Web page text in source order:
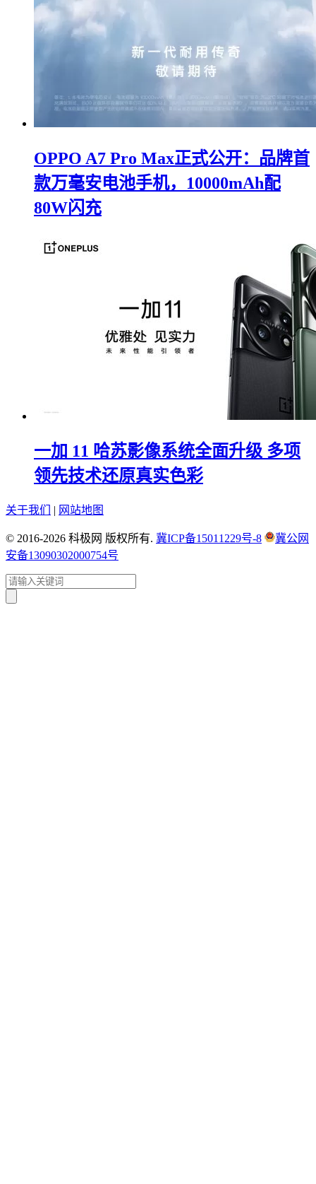
OPPO A7 Pro Max正式公开：品牌首
款万毫安电池手机，10000mAh配
80W闪充
一加 11 哈苏影像系统全面升级 多项
领先技术还原真实色彩
关于我们 | 网站地图
© 2016-2026 科极网 版权所有. 冀ICP备15011229号-8
冀公网
安备13090302000754号